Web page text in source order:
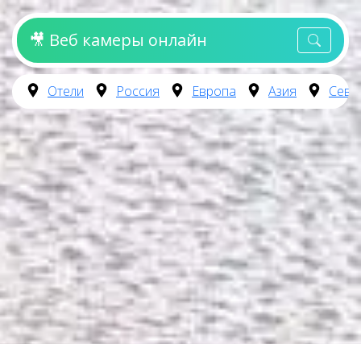
🎥 Веб камеры онлайн
Отели Россия Европа Азия